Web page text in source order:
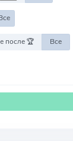
после 🏆 Все